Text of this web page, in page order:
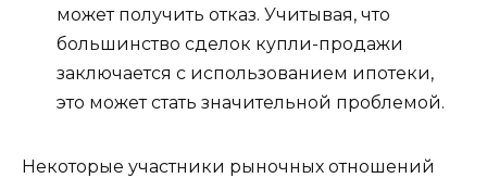
может получить отказ. Учитывая, что
большинство сделок купли-продажи
заключается с использованием ипотеки,
это может стать значительной проблемой.
Некоторые участники рыночных отношений